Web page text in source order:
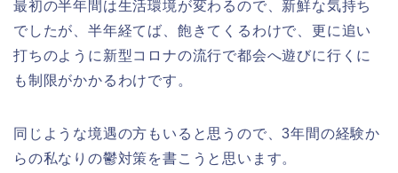
最初の半年間は生活環境が変わるので、新鮮な気持ち
でしたが、半年経てば、飽きてくるわけで、更に追い
打ちのように新型コロナの流行で都会へ遊びに行くに
も制限がかかるわけです。
同じような境遇の方もいると思うので、3年間の経験か
らの私なりの鬱対策を書こうと思います。